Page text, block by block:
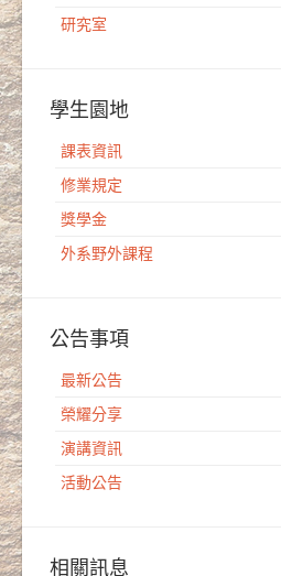
研究室
學生園地
課表資訊
修業規定
獎學金
外系野外課程
公告事項
最新公告
榮耀分享
演講資訊
活動公告
相關訊息